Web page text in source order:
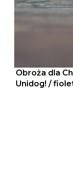
Obroża dla
Unidog! /